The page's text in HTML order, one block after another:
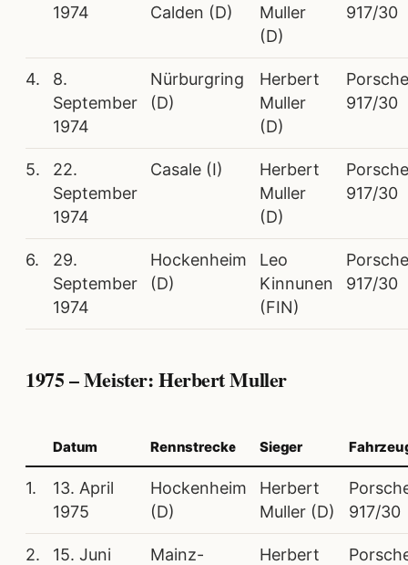
1974
Calden (D)
Muller
(D)
917/30
4.
8.
September
1974
Nürburgring
(D)
Herbert
Muller
(D)
Porsche
917/30
5.
22.
September
1974
Casale (I)
Herbert
Muller
(D)
Porsche
917/30
6.
29.
September
1974
Hockenheim
(D)
Leo
Kinnunen
(FIN)
Porsche
917/30
1975 – Meister: Herbert Muller
Datum Rennstrecke Sieger
1.
13. April
1975
Hockenheim
(D)
Herbert
Muller (D)
917/30
2.
15. Juni
Mainz-
Herbert